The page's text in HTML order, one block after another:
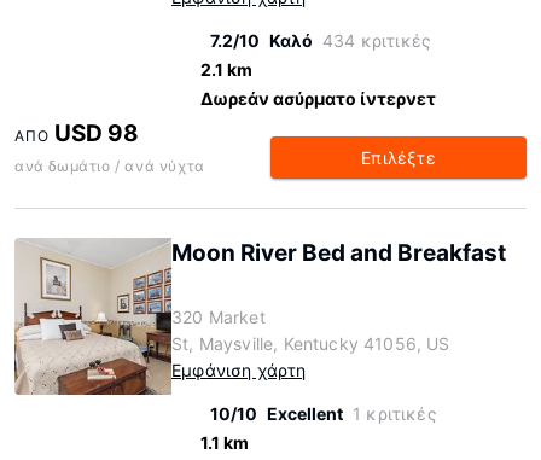
7.2/10 Καλό 434 κριτικές
2.1 km
Δωρεάν ασύρματο ίντερνετ
ΑΠΌ USD 98
ανά δωμάτιο / ανά νύχτα Επιλέξτε
Moon River Bed and Breakfast
320 Market
St, Maysville, Kentucky 41056, US
Εμφάνιση χάρτη
10/10 Excellent 1 κριτικές
1.1 km